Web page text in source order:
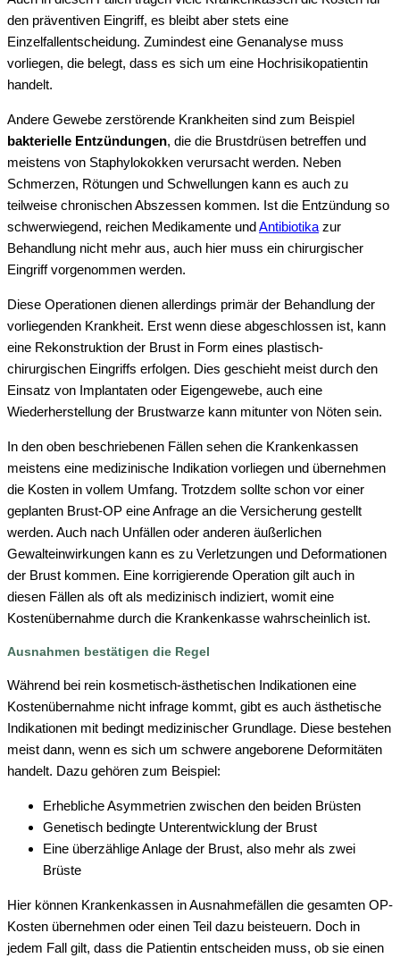
den präventiven Eingriff, es bleibt aber stets eine
Einzelfallentscheidung. Zumindest eine Genanalyse muss
vorliegen, die belegt, dass es sich um eine Hochrisikopatientin
handelt.
Andere Gewebe zerstörende Krankheiten sind zum Beispiel
bakterielle Entzündungen, die die Brustdrüsen betreffen und
meistens von Staphylokokken verursacht werden. Neben
Schmerzen, Rötungen und Schwellungen kann es auch zu
teilweise chronischen Abszessen kommen. Ist die Entzündung so
schwerwiegend, reichen Medikamente undAntibiotika zur
Behandlung nicht mehr aus, auch hier muss ein chirurgischer
Eingriff vorgenommen werden.
Diese Operationen dienen allerdings primär der Behandlung der
vorliegenden Krankheit. Erst wenn diese abgeschlossen ist, kann
eine Rekonstruktion der Brust in Form eines plastisch-
chirurgischen Eingriffs erfolgen. Dies geschieht meist durch den
Einsatz von Implantaten oder Eigengewebe, auch eine
Wiederherstellung der Brustwarze kann mitunter von Nöten sein.
In den oben beschriebenen Fällen sehen die Krankenkassen
meistens eine medizinische Indikation vorliegen und übernehmen
die Kosten in vollem Umfang. Trotzdem sollte schon vor einer
geplanten Brust-OP eine Anfrage an die Versicherung gestellt
werden. Auch nach Unfällen oder anderen äußerlichen
Gewalteinwirkungen kann es zu Verletzungen und Deformationen
der Brust kommen. Eine korrigierende Operation gilt auch in
diesen Fällen als oft als medizinisch indiziert, womit eine
Kostenübernahme durch die Krankenkasse wahrscheinlich ist.
Ausnahmen bestätigen die Regel
Während bei rein kosmetisch-ästhetischen Indikationen eine
Kostenübernahme nicht infrage kommt, gibt es auch ästhetische
Indikationen mit bedingt medizinischer Grundlage. Diese bestehen
meist dann, wenn es sich um schwere angeborene Deformitäten
handelt. Dazu gehören zum Beispiel:
Erhebliche Asymmetrien zwischen den beiden Brüsten
Genetisch bedingte Unterentwicklung der Brust
Eine überzählige Anlage der Brust, also mehr als zwei
Brüste
Hier können Krankenkassen in Ausnahmefällen die gesamten OP-
Kosten übernehmen oder einen Teil dazu beisteuern. Doch in
jedem Fall gilt, dass die Patientin entscheiden muss, ob sie einen